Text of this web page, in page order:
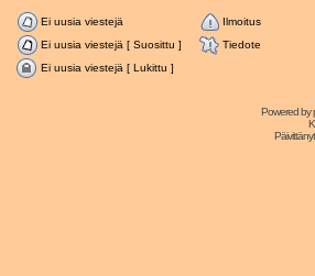
Ei uusia viestejä
Ilmoitus
Ei uusia viestejä [ Suosittu ]
Tiedote
Ei uusia viestejä [ Lukittu ]
Powered by